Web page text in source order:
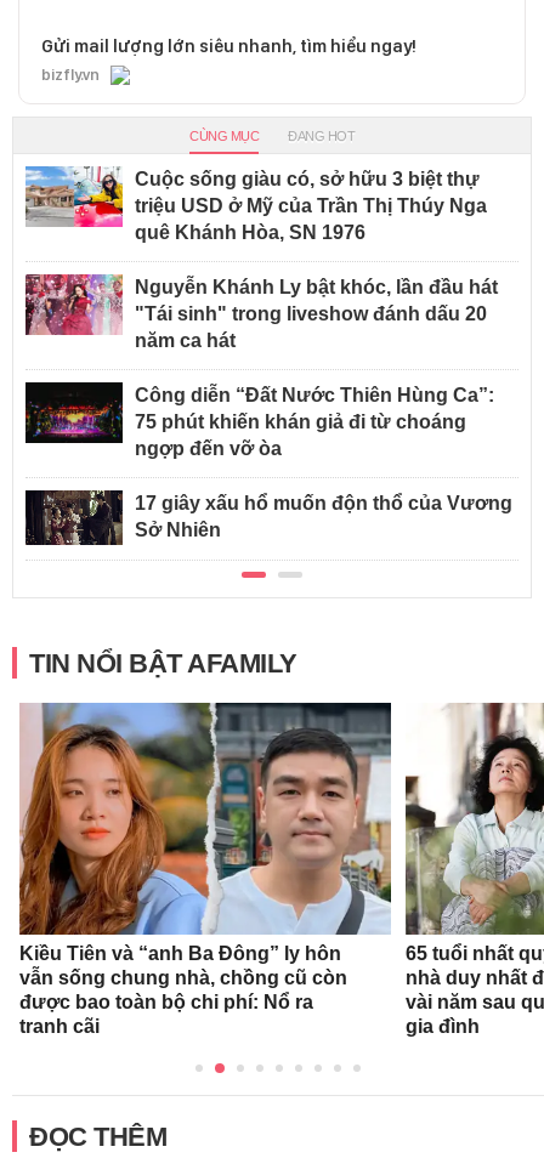
Gửi mail lượng lớn siêu nhanh, tìm hiểu ngay!
bizfly.vn
CÙNG MỤC ĐANG HOT
Cuộc sống giàu có, sở hữu 3 biệt thự
triệu USD ở Mỹ của Trần Thị Thúy Nga
quê Khánh Hòa, SN 1976
Nguyễn Khánh Ly bật khóc, lần đầu hát
"Tái sinh" trong liveshow đánh dấu 20
năm ca hát
Công diễn “Đất Nước Thiên Hùng Ca”:
75 phút khiến khán giả đi từ choáng
ngợp đến vỡ òa
17 giây xấu hổ muốn độn thổ của Vương
Sở Nhiên
TIN NỔI BẬT AFAMILY
Kiều Tiên và “anh Ba Đông” ly hôn
vẫn sống chung nhà, chồng cũ còn
được bao toàn bộ chi phí: Nổ ra
tranh cãi
65 tuổi nhất
nhà duy nhất
vài năm sau
gia đình
ĐỌC THÊM